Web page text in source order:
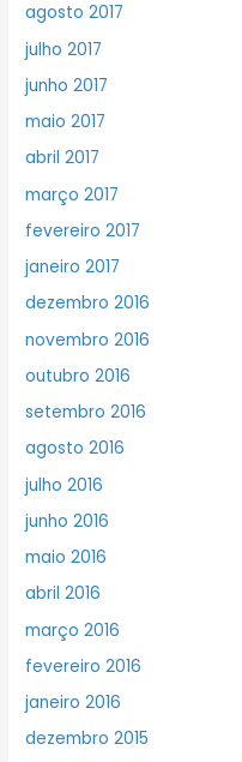
agosto 2017
julho 2017
junho 2017
maio 2017
abril 2017
março 2017
fevereiro 2017
janeiro 2017
dezembro 2016
novembro 2016
outubro 2016
setembro 2016
agosto 2016
julho 2016
junho 2016
maio 2016
abril 2016
março 2016
fevereiro 2016
janeiro 2016
dezembro 2015